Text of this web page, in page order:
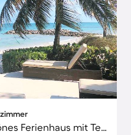
Kinderfreundliches schönes Ferienhaus mit Terrasse, Garten und privatem Pool | Nah am Strand